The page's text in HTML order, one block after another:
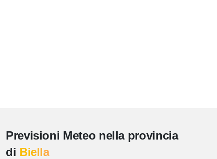
Previsioni Meteo nella provincia
di Biella